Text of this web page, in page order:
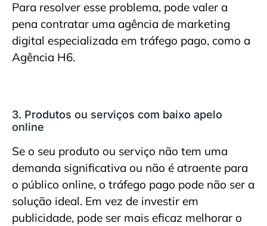
Para resolver esse problema, pode valer a
pena contratar uma agência de marketing
digital especializada em tráfego pago, como a
Agência H6.
3. Produtos ou serviços com baixo apelo
online
Se o seu produto ou serviço não tem uma
demanda significativa ou não é atraente para
o público online, o tráfego pago pode não ser a
solução ideal. Em vez de investir em
publicidade, pode ser mais eficaz melhorar o